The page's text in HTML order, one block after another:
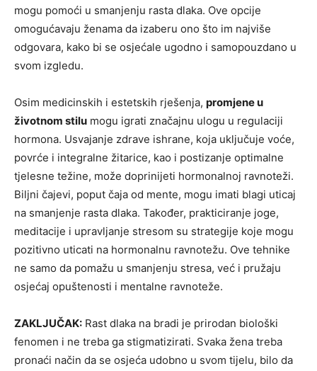
mogu pomoći u smanjenju rasta dlaka. Ove opcije
omogućavaju ženama da izaberu ono što im najviše
odgovara, kako bi se osjećale ugodno i samopouzdano u
svom izgledu.
Osim medicinskih i estetskih rješenja, promjene u
životnom stilu mogu igrati značajnu ulogu u regulaciji
hormona. Usvajanje zdrave ishrane, koja uključuje voće,
povrće i integralne žitarice, kao i postizanje optimalne
tjelesne težine, može doprinijeti hormonalnoj ravnoteži.
Biljni čajevi, poput čaja od mente, mogu imati blagi uticaj
na smanjenje rasta dlaka. Također, prakticiranje joge,
meditacije i upravljanje stresom su strategije koje mogu
pozitivno uticati na hormonalnu ravnotežu. Ove tehnike
ne samo da pomažu u smanjenju stresa, već i pružaju
osjećaj opuštenosti i mentalne ravnoteže.
ZAKLJUČAK: Rast dlaka na bradi je prirodan biološki
fenomen i ne treba ga stigmatizirati. Svaka žena treba
pronaći način da se osjeća udobno u svom tijelu, bilo da